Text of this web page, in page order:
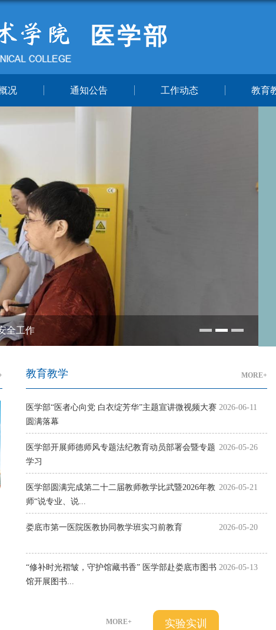
医学部
况 通知公告 工作动态 教育
全工作
教育教学 MORE+
医学部“医者心向党 白衣绽芳华”主题宣讲微视频大赛
圆满落幕
2026-06-11
医学部开展师德师风专题法纪教育动员部署会暨专题
学习
2026-05-26
医学部圆满完成第二十二届教师教学比武暨2026年教
师“说专业、说...
2026-05-21
娄底市第一医院医教协同教学班实习前教育 2026-05-20
“修补时光褶皱，守护馆藏书香” 医学部赴娄底市图书
馆开展图书...
2026-05-13
MORE+ 实验实训